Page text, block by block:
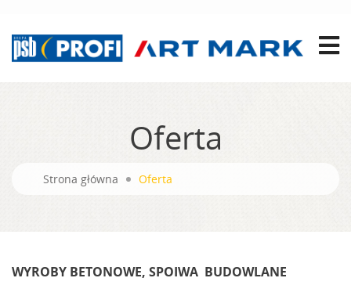
Oferta
Strona główna Oferta
WYROBY BETONOWE, SPOIWA BUDOWLANE